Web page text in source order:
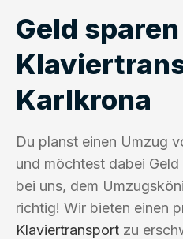
Geld
Karlkrona
Du planst einen Umzug
und möchtest dabei
bei uns, dem
richtig! Wir bieten einen
Klaviertransport zu